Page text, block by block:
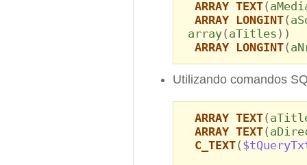
ARRAY TEXT(
ARRAY LONGINT(
array( aTitles ))
ARRAY LONGINT(
Utilizando comandos
ARRAY TEXT(
ARRAY TEXT(
C_TEXT(